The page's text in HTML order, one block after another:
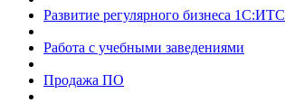
Развитие регулярного бизнеса 1С:ИТС
Работа с учебными заведениями
Продажа ПО